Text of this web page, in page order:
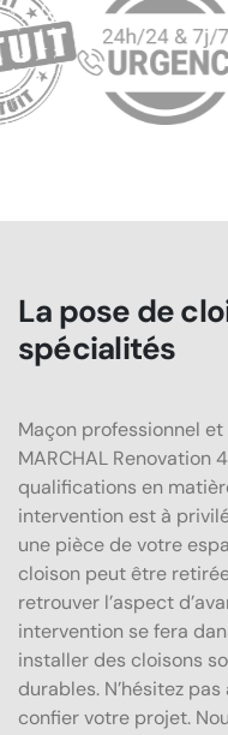
La pose de
spécialités
Maçon professionnel
MARCHAL Renovation
qualifications en
intervention est à
une pièce de votre
cloison peut être
retrouver l’aspect
intervention se fera
installer des cloisons
durables. N’hésitez
confier votre projet.